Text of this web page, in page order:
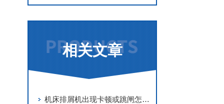
相关文章
机床排屑机出现卡顿或跳闸怎么办？不妨来看看这个！